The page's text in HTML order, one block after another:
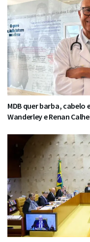
MDB quer barba, cabelo
Wanderley e Renan